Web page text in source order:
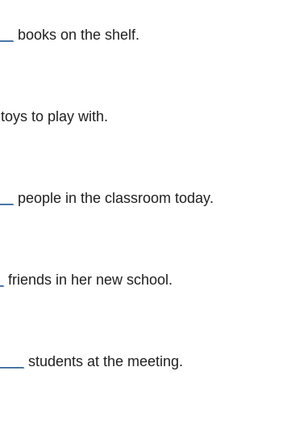
books on the shelf.
toys to play with.
people in the classroom today.
friends in her new school.
students at the meeting.